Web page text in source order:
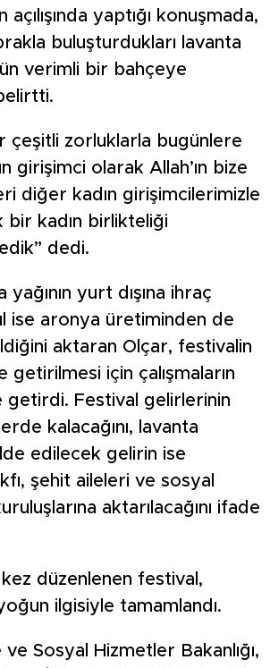
yaptığı konuşmada,
buluşturdukları lavanta
verimli bir bahçeye
çeşitli zorluklarla bugünlere
girişimci olarak Allah’ın bize
diğer kadın girişimcilerimizle
bir kadın birlikteliği
dedi.
yağının yurt dışına ihraç
ise aronya üretiminden de
aktaran Olçar, festivalin
getirilmesi için çalışmaların
getirdi. Festival gelirlerinin
kalacağını, lavanta
edilecek gelirin ise
şehit aileleri ve sosyal
aktarılacağını ifade
kez düzenlenen festival,
ilgisiyle tamamlandı.
Sosyal Hizmetler Bakanlığı,